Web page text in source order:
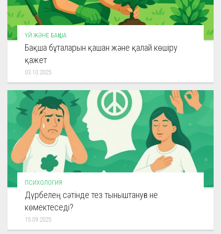
ҮЙ ЖӘНЕ БАҚША
Бақша бұталарын қашан және қалай көшіру
қажет
03.10.2025
ПСИХОЛОГИЯ
Дүрбелең сәтінде тез тыныштануға не
көмектеседі?
15.09.2025